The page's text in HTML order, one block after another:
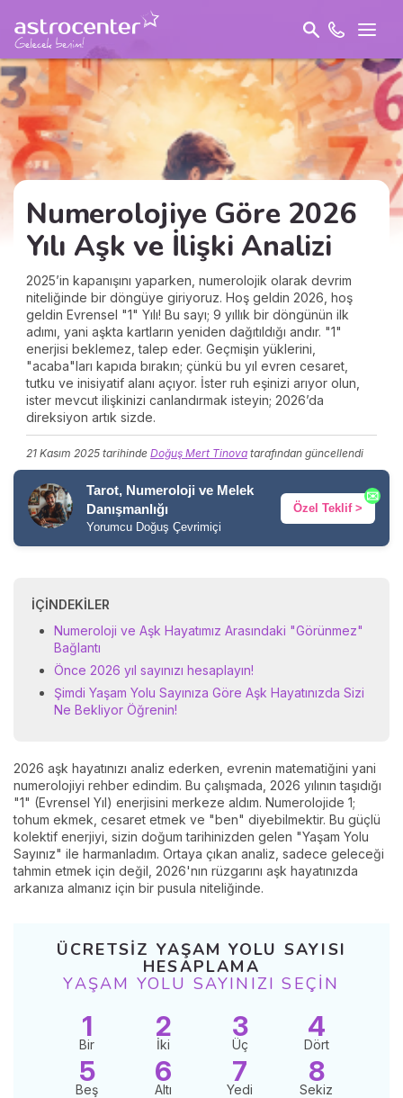
Numerolojiye Göre 2026
Yılı Aşk ve İlişki Analizi
2025’in kapanışını yaparken, numerolojik olarak devrim
niteliğinde bir döngüye giriyoruz. Hoş geldin 2026, hoş
geldin Evrensel "1" Yılı! Bu sayı; 9 yıllık bir döngünün ilk
adımı, yani aşkta kartların yeniden dağıtıldığı andır. "1"
enerjisi beklemez, talep eder. Geçmişin yüklerini,
"acaba"ları kapıda bırakın; çünkü bu yıl evren cesaret,
tutku ve inisiyatif alanı açıyor. İster ruh eşinizi arıyor olun,
ister mevcut ilişkinizi canlandırmak isteyin; 2026’da
direksiyon artık sizde.
21 Kasım 2025 tarihinde Doğuş Mert Tinova tarafından güncellendi
Tarot, Numeroloji ve Melek
Danışmanlığı
Yorumcu Doğuş Çevrimiçi
Özel Teklif >
✉️
İÇINDEKILER
Numeroloji ve Aşk Hayatımız Arasındaki "Görünmez"
Bağlantı
Önce 2026 yıl sayınızı hesaplayın!
Şimdi Yaşam Yolu Sayınıza Göre Aşk Hayatınızda Sizi
Ne Bekliyor Öğrenin!
2026 aşk hayatınızı analiz ederken, evrenin matematiğini yani
numerolojiyi rehber edindim. Bu çalışmada, 2026 yılının taşıdığı
"1" (Evrensel Yıl) enerjisini merkeze aldım. Numerolojide 1;
tohum ekmek, cesaret etmek ve "ben" diyebilmektir. Bu güçlü
kolektif enerjiyi, sizin doğum tarihinizden gelen "Yaşam Yolu
Sayınız" ile harmanladım. Ortaya çıkan analiz, sadece geleceği
tahmin etmek için değil, 2026'nın rüzgarını aşk hayatınızda
arkanıza almanız için bir pusula niteliğinde.
ÜCRETSIZ YAŞAM YOLU SAYISI
HESAPLAMA
YAŞAM YOLU SAYINIZI SEÇIN
1
Bir
2
İki
3
Üç
4
Dört
5
Beş
6
Altı
7
Yedi
8
Sekiz